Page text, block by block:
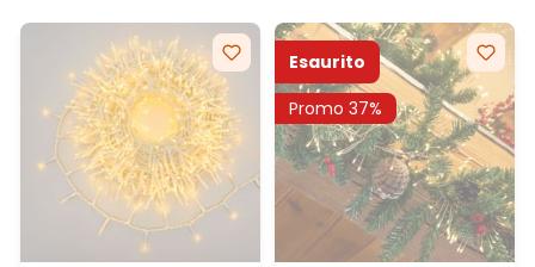
Esaurito
Promo 37%